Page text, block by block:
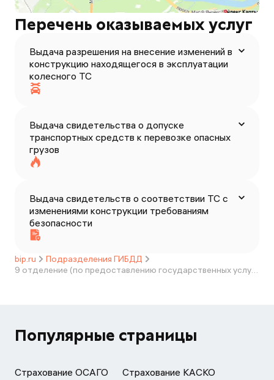
Перечень оказываемых услуг
Выдача разрешения на внесение изменений в
конструкцию находящегося в эксплуатации
колесного ТС
Выдача свидетельства о допуске
транспортных средств к перевозке опасных
грузов
Выдача свидетельств о соответствии ТС с
изменениями конструкции требованиям
безопасности
bip.ru
Подразделения ГИБДД
9 отделение (по предоставлению государственных услуг в сфере изменения конструкций АМТС и перевозки опасных грузов) 2 МРЭО Госавтоинспекции ГУ МВД России по г. Москве
Популярные страницы
Страхование ОСАГО Страхование КАСКО